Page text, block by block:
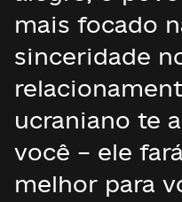
mais focado
sinceridade
ucraniano te
você – ele
melhor para